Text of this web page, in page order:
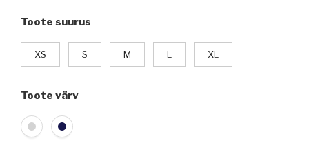
Toote suurus
XS S M L XL
Toote värv